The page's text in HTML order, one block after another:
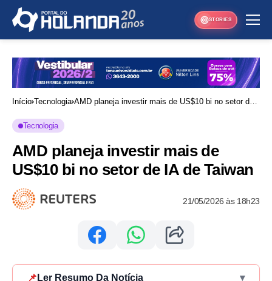
STORIES
Início Tecnologia AMD planeja investir mais de US$10 bi no setor de
Tecnologia
AMD planeja investir mais de
US$10 bi no setor de IA de Taiwan
21/05/2026 às 18h23
📌 Ler Resumo Da Notícia ▾